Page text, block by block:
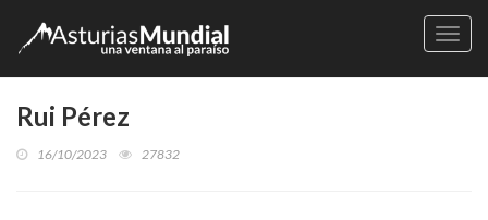
Rui Pérez
16/10/2023 27832